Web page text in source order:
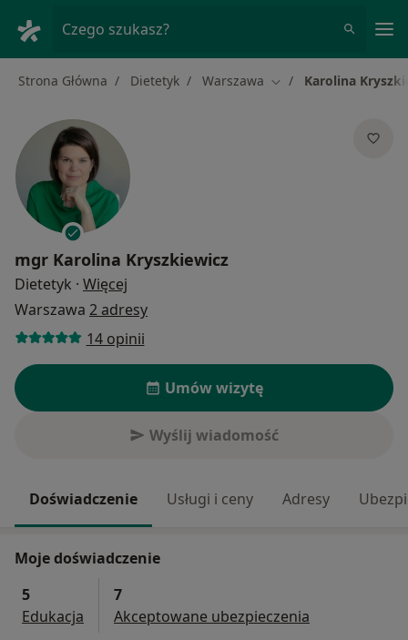
Czego szukasz?
Strona Główna Dietetyk Warszawa Zmień miasto
Karolina
mgr Karolina Kryszkiewicz
Dietetyk · Więcej
Warszawa 2 adresy
14 opinii
Umów wizytę
Wyślij wiadomość
Doświadczenie Usługi i ceny Adresy
Moje doświadczenie
5
Edukacja
7
Akceptowane ubezpieczenia